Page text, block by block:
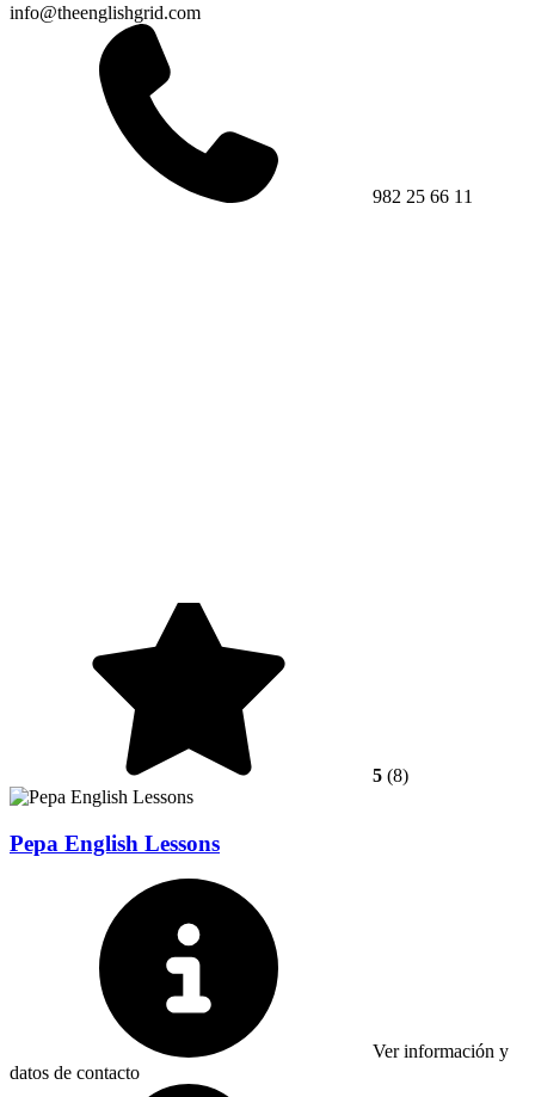
info@theenglishgrid.com
982 25 66 11
5 (8)
Pepa English Lessons
Ver información y
datos de contacto